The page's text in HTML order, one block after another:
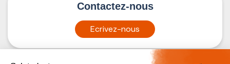
Contactez-nous
Ecrivez-nous